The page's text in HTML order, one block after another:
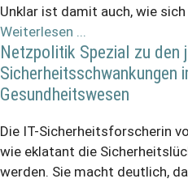
Unklar ist damit auch, wie sich
Weiterlesen ...
Netzpolitik Spezial zu den
Sicherheitsschwankungen
Gesundheitswesen
Die IT-Sicherheitsforscherin
wie eklatant die
werden. Sie macht deutlich,